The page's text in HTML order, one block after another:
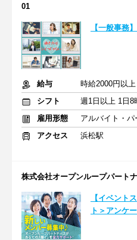
01
【一般事務
給与
時給2000円以上
シフト
週1日以上 1日8
雇用形態
アルバイト・パ
アクセス
浜松駅
株式会社オープンループパート
【イベント
ト＞アンケ